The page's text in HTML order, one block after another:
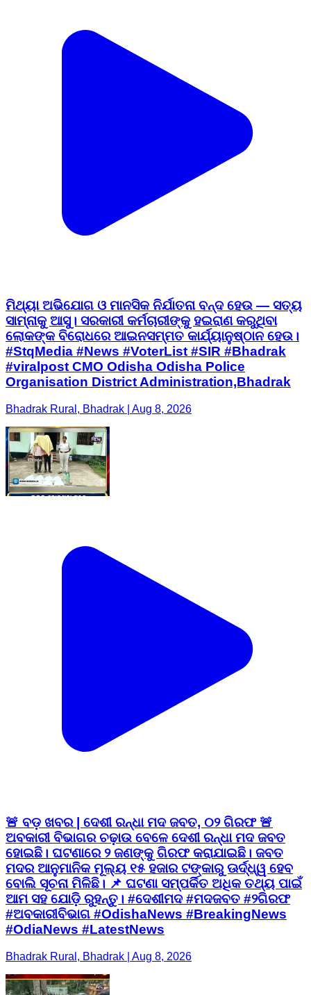
ମିଥ୍ୟା ଅଭିଯୋଗ ଓ ମାନସିକ ନିର୍ଯାତନା ବନ୍ଦ ହେଉ — ସତ୍ୟ
ସାମ୍ନାକୁ ଆସୁ। ସରକାରୀ କର୍ମଚାରୀଙ୍କୁ ହଇରାଣ କରୁଥିବା
ଲୋକଙ୍କ ବିରୋଧରେ ଆଇନସମ୍ମତ କାର୍ଯ୍ୟାନୁଷ୍ଠାନ ହେଉ।
#StqMedia #News #VoterList #SIR #Bhadrak
#viralpost CMO Odisha Odisha Police
Organisation District Administration,Bhadrak
Bhadrak Rural, Bhadrak | Aug 8, 2026
🚨 ବଡ଼ ଖବର | ଦେଶୀ ରନ୍ଧା ମଦ ଜବତ, ୦୨ ଗିରଫ 🚨
ଅବକାରୀ ବିଭାଗର ଚଢ଼ାଉ ବେଳେ ଦେଶୀ ରନ୍ଧା ମଦ ଜବତ
ହୋଇଛି। ଘଟଣାରେ ୨ ଜଣଙ୍କୁ ଗିରଫ କରାଯାଇଛି। ଜବତ
ମଦର ଆନୁମାନିକ ମୂଲ୍ୟ ୧୫ ହଜାର ଟଙ୍କାରୁ ଊର୍ଦ୍ଧ୍ୱ ହେବ
ବୋଲି ସୂଚନା ମିଳିଛି। 📌 ଘଟଣା ସମ୍ପର୍କିତ ଅଧିକ ତଥ୍ୟ ପାଇଁ
ଆମ ସହ ଯୋଡ଼ି ରୁହନ୍ତୁ। #ଦେଶୀମଦ #ମଦଜବତ #୨ଗିରଫ
#ଅବକାରୀବିଭାଗ #OdishaNews #BreakingNews
#OdiaNews #LatestNews
Bhadrak Rural, Bhadrak | Aug 8, 2026